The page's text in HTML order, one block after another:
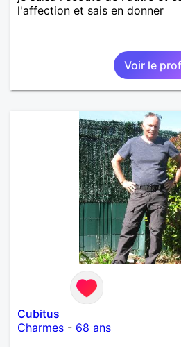
l'affection et sais en donner
Voir le
Cubitus
Charmes - 68 ans